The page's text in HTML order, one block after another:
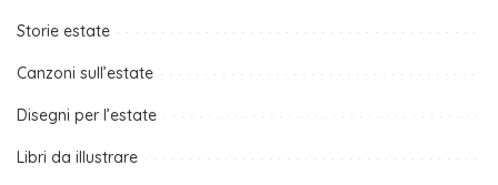
Storie estate
Canzoni sull’estate
Disegni per l’estate
Libri da illustrare